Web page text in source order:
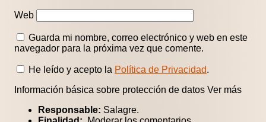
Web
Guarda mi nombre, correo electrónico y web en este
navegador para la próxima vez que comente.
He leído y acepto la Política de Privacidad.
Información básica sobre protección de datos Ver más
Responsable: Salagre.